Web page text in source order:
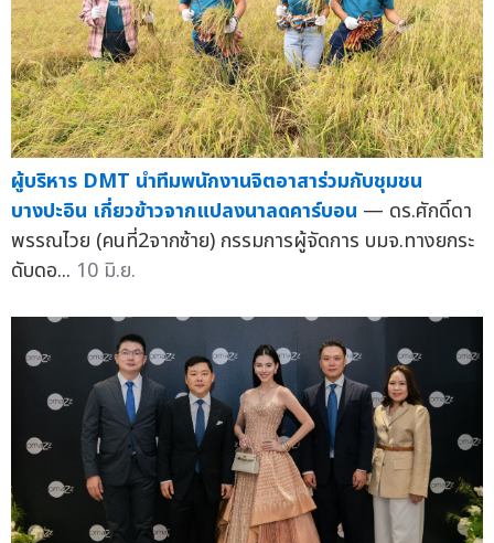
ผู้บริหาร DMT นำทีมพนักงานจิตอาสาร่วมกับชุมชน
บางปะอิน เกี่ยวข้าวจากแปลงนาลดคาร์บอน — ดร.ศักดิ์ดา
พรรณไวย (คนที่2จากซ้าย) กรรมการผู้จัดการ บมจ.ทางยกระ
ดับดอ... 10 มิ.ย.